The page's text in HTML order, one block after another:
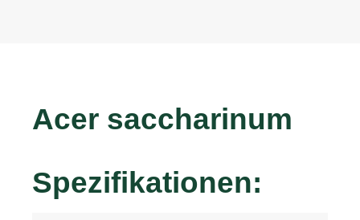
Acer saccharinum
Spezifikationen: